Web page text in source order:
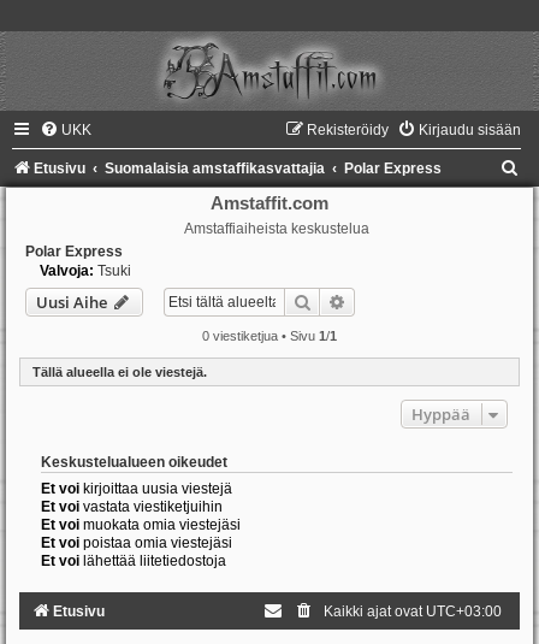
UKK Kirjaudu sisään
Rekisteröidy
Etusivu Suomalaisia amstaffikasvattajia Polar Express
Amstaffit.com
Amstaffiaiheista keskustelua
Polar Express
Valvoja: Tsuki
Uusi Aihe Etsi
0 viestiketjua • Sivu 1/1
Tällä alueella ei ole viestejä.
Hyppää
Keskustelualueen oikeudet
Et voi kirjoittaa uusia viestejä
Et voi vastata viestiketjuihin
Et voi muokata omia viestejäsi
Et voi poistaa omia viestejäsi
Et voi lähettää liitetiedostoja
Etusivu Kaikki ajat ovat UTC+03:00